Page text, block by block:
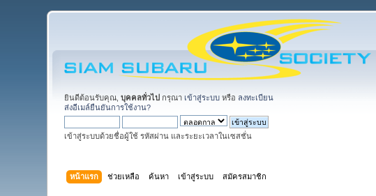
ยินดีต้อนรับคุณ,บุคคลทั่วไป กรุณา เข้าสู่ระบบ หรือ ลงทะเบียน
ส่งอีเมล์ยืนยันการใช้งาน?
เข้าสู่ระบบด้วยชื่อผู้ใช้ รหัสผ่าน และระยะเวลาในเซสชั่น
หน้าแรก ช่วยเหลือ ค้นหา เข้าสู่ระบบ สมัครสมาชิก